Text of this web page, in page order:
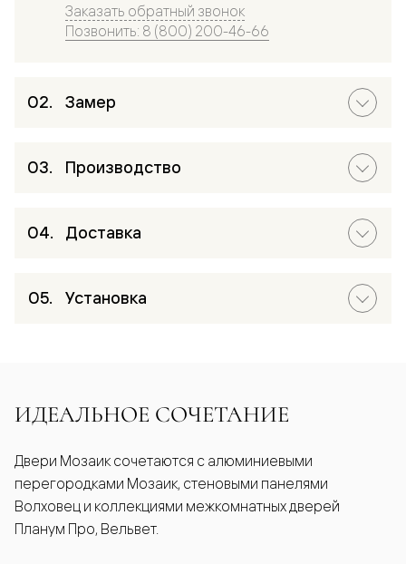
Заказать обратный звонок
Позвонить: 8 (800) 200-46-66
Замер
Производство
Доставка
Установка
ИДЕАЛЬНОЕ СОЧЕТАНИЕ
Двери Мозаик сочетаются с алюминиевыми
перегородками Мозаик, стеновыми панелями
Волховец и коллекциями межкомнатных дверей
Планум Про, Вельвет.